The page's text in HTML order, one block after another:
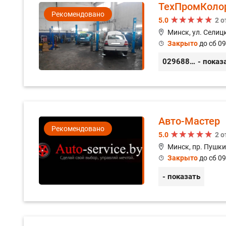
Рекомендовано
5.0
2
Минск, ул.
Закрытодо сб
0296889898 -
Рекомендовано
Авто-Мастер
5.0
2
Минск, пр.
Закрытодо сб
- показать